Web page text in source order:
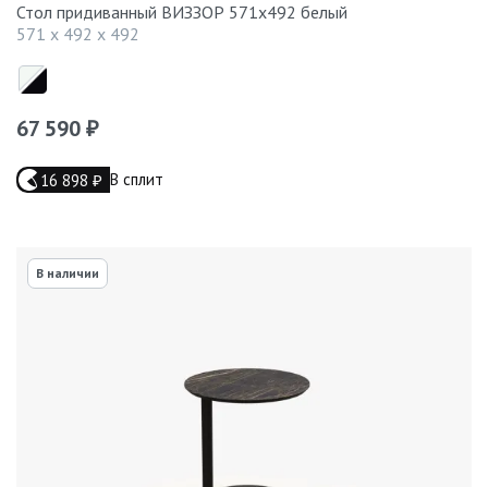
Стол придиванный ВИЗЗОР 571x492 белый
571 x 492 x 492
67 590 ₽
16 898 ₽ В сплит
В наличии